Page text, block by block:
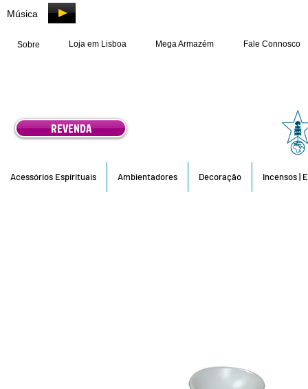
Música
Sobre Loja em Lisboa Mega Armazém Fale Connosco
REVENDA
Acessórios Espirituais Ambientadores Decoração Incensos |